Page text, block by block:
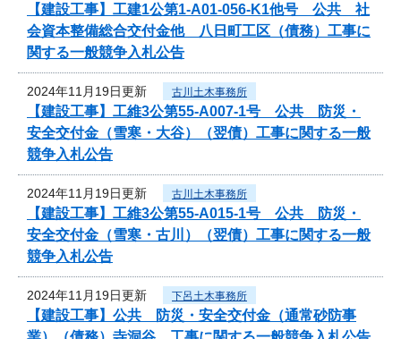
【建設工事】工建1公第1-A01-056-K1他号 公共 社
会資本整備総合交付金他 八日町工区（債務）工事に
関する一般競争入札公告
2024年11月19日更新 古川土木事務所
【建設工事】工維3公第55-A007-1号 公共 防災・
安全交付金（雪寒・大谷）（翌債）工事に関する一般
競争入札公告
2024年11月19日更新 古川土木事務所
【建設工事】工維3公第55-A015-1号 公共 防災・
安全交付金（雪寒・古川）（翌債）工事に関する一般
競争入札公告
2024年11月19日更新 下呂土木事務所
【建設工事】公共 防災・安全交付金（通常砂防事